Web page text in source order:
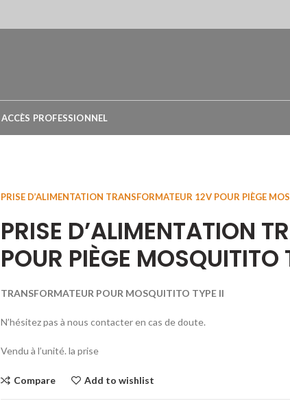
ACCÈS PROFESSIONNEL
PRISE D’ALIMENTATION TRANSFORMATEUR 12V POUR PIÈGE
PRISE D’ALIMENTATION
POUR PIÈGE MOSQUITITO
TRANSFORMATEUR POUR MOSQUITITO TYPE II
N’hésitez pas à nous contacter en cas de doute.
Vendu à l’unité. la prise
Compare Add to wishlist